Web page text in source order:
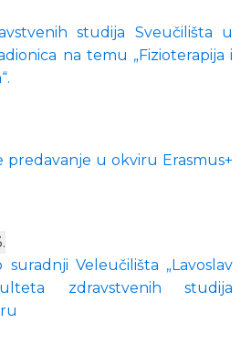
studija Sveučilišta u
na temu „Fizioterapija i
u okviru Erasmus+
Veleučilišta „Lavoslav
zdravstvenih studija